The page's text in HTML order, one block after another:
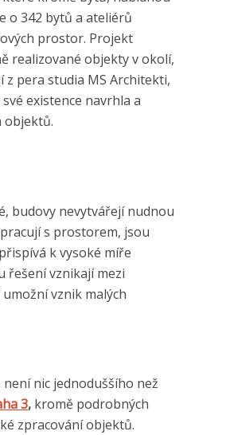
o 342 bytů a ateliérů
prostor. Projekt
realizované objekty v okolí,
z pera studia MS Architekti,
existence navrhla a
objektů.
budovy nevytvářejí nudnou
s prostorem, jsou
k vysoké míře
vznikají mezi
vznik malých
nic jednoduššího než
3, kromě podrobných
zpracování objektů.